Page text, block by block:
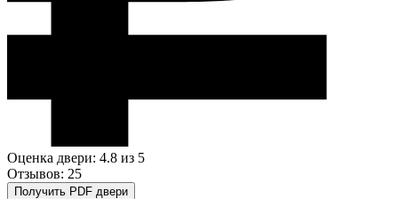
Оценка двери: 4.8 из 5
Отзывов: 25
Получить PDF двери